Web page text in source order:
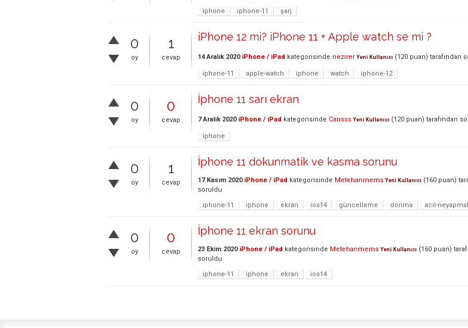
iphone iphone-11 şarj
0
oy
1
cevap
iPhone 12 mi? iPhone 11 + Apple watch se mi ?
14 Aralık 2020 iPhone / iPad kategorisinde nezirer Yeni Kullanıcı (120 puan) tarafından
iphone-11 apple-watch iphone watch iphone-12
0
oy
0
cevap
İphone 11 sarı ekran
7 Aralık 2020 iPhone / iPad kategorisinde Cansss Yeni Kullanıcı (120 puan) tarafından
iphone
0
oy
1
cevap
İphone 11 dokunmatik ve kasma sorunu
17 Kasım 2020 iPhone / iPad kategorisinde Metehanmems Yeni Kullanıcı (160 puan)
soruldu
iphone-11
iphone ekran ios14 güncelleme donma acil-
0
oy
0
cevap
İphone 11 ekran sorunu
23 Ekim 2020 iPhone / iPad kategorisinde Metehanmems Yeni Kullanıcı (160 puan)
soruldu
iphone-11
iphone ekran ios14